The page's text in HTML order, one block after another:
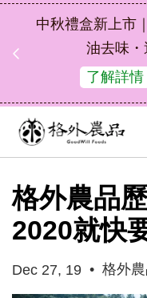
中秋禮盒新上市
油去味
了解詳情
格外農品
2020就快
Dec 27, 19 • 格外